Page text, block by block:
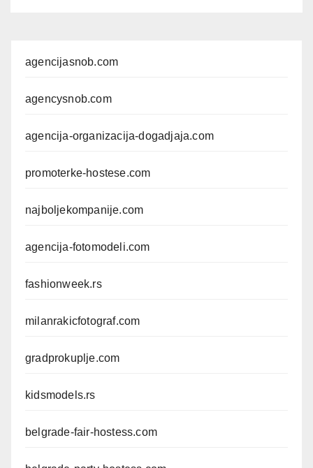
agencijasnob.com
agencysnob.com
agencija-organizacija-dogadjaja.com
promoterke-hostese.com
najboljekompanije.com
agencija-fotomodeli.com
fashionweek.rs
milanrakicfotograf.com
gradprokuplje.com
kidsmodels.rs
belgrade-fair-hostess.com